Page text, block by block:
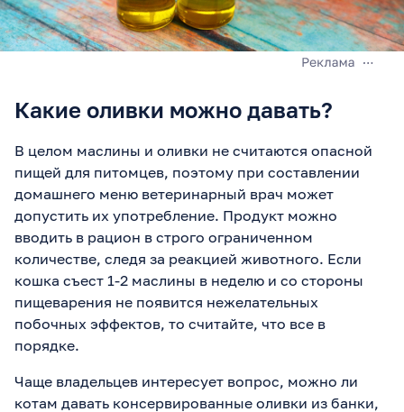
Какие оливки можно давать?
В целом маслины и оливки не считаются опасной
пищей для питомцев, поэтому при составлении
домашнего меню ветеринарный врач может
допустить их употребление. Продукт можно
вводить в рацион в строго ограниченном
количестве, следя за реакцией животного. Если
кошка съест 1-2 маслины в неделю и со стороны
пищеварения не появится нежелательных
побочных эффектов, то считайте, что все в
порядке.
Чаще владельцев интересует вопрос, можно ли
котам давать консервированные оливки из банки,